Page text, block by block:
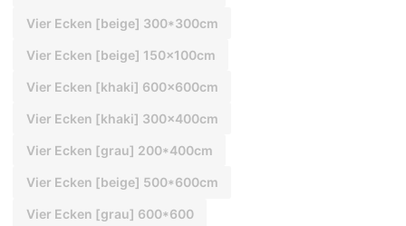
Vier Ecken [beige] 300*300cm
Vier Ecken [beige] 150x100cm
Vier Ecken [khaki] 600x600cm
Vier Ecken [khaki] 300x400cm
Vier Ecken [grau] 200*400cm
Vier Ecken [beige] 500*600cm
Vier Ecken [grau] 600*600